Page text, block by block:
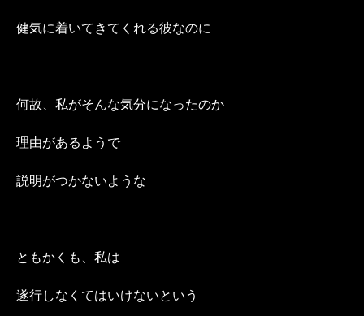
健気に着いてきてくれる彼なのに
何故、私がそんな気分になったのか
理由があるようで
説明がつかないような
ともかくも、私は
遂行しなくてはいけないという